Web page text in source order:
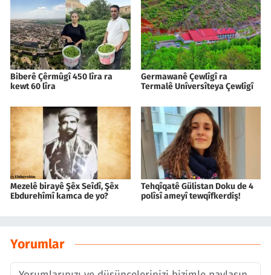
Biberê Çêrmûgî 450 lîra ra
kewt 60 lîra
Germawanê Çewlîgî ra
Termalê Unîversîteya Çewlîgî
Mezelê birayê Şêx Seîdî, Şêx
Ebdurehîmî kamca de yo?
Tehqîqatê Gülistan Doku de 4
polîsî ameyî tewqîfkerdiş!
Yorumlar